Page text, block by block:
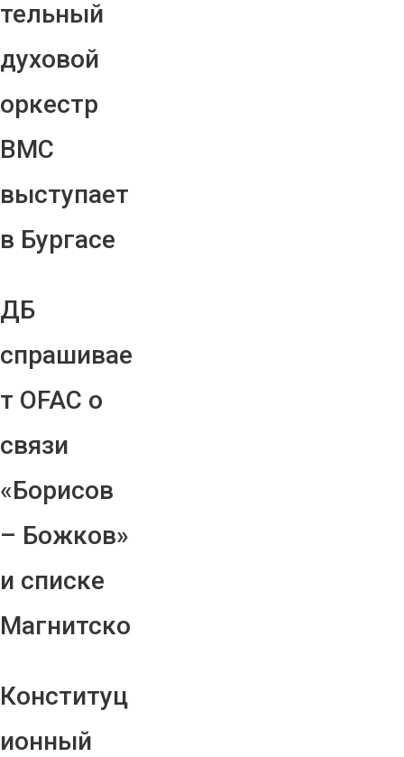
тельный
духовой
оркестр
ВМС
выступает
в Бургасе
ДБ
спрашивае
т OFAC о
связи
«Борисов
– Божков»
и списке
Магнитско
Конституц
ионный